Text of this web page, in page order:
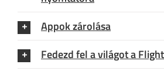
Appok zárolása
Fedezd fel a világot a